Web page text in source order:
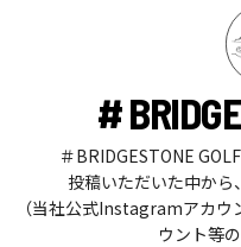
#
＃BRIDGESTONE
投稿いただいた中から
（当社公式Instagramアカ
ウント等